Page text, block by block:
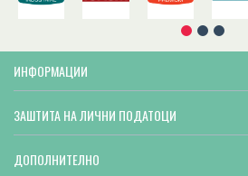
ИНФОРМАЦИИ
ЗАШТИТА НА ЛИЧНИ ПОДАТОЦИ
ДОПОЛНИТЕЛНО